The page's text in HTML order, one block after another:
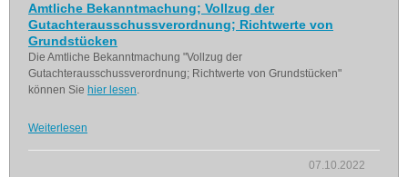
Amtliche Bekanntmachung; Vollzug der
Gutachterausschussverordnung; Richtwerte von
Grundstücken
Die Amtliche Bekanntmachung "Vollzug der
Gutachterausschussverordnung; Richtwerte von Grundstücken"
können Sie hier lesen.
Weiterlesen
07.10.2022